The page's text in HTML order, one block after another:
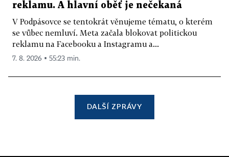
reklamu. A hlavní oběť je nečekaná
V Podpásovce se tentokrát věnujeme tématu, o kterém
se vůbec nemluví. Meta začala blokovat politickou
reklamu na Facebooku a Instagramu a...
7. 8. 2026 ▪ 55:23 min.
DALŠÍ ZPRÁVY